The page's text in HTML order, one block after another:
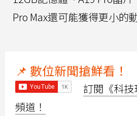
Pro Max還可能獲得更小的
📌 數位新聞搶鮮看！
訂閱《科
頻道！